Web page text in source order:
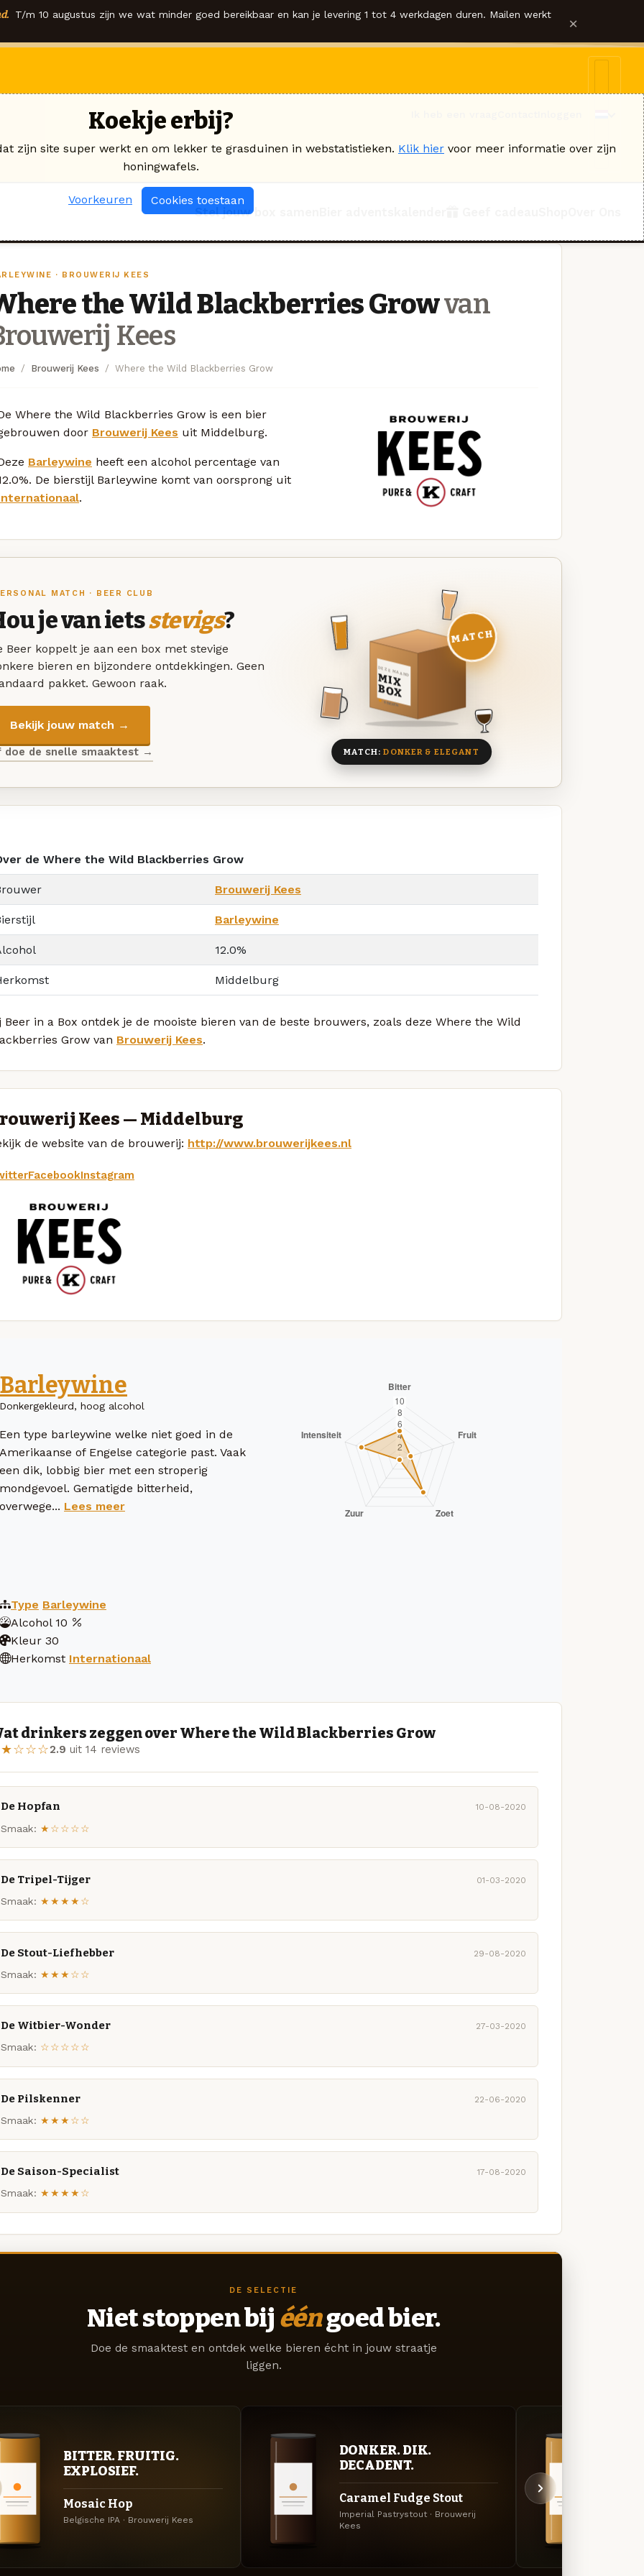
T/m 10 augustus zijn we wat minder goed bereikbaar en kan je levering 1 tot 4 werkdagen duren. Mailen werkt ×
Stel jouw box samen
· BROUWERIJ KEES
the Wild Blackberries Growvan
Kees
Brouwerij Kees Where the Wild Blackberries Grow
Where the Wild Blackberries Grow is een bier
door Brouwerij Kees uit Middelburg.
Barleywine heeft een alcohol percentage van
De bierstijl Barleywine komt van oorsprong uit
.
MATCH · BEER CLUB
je van ietsstevigs?
Beer koppelt je aan een box met stevige
bieren en bijzondere ontdekkingen. Geen
pakket. Gewoon raak.
Bekijk jouw match →
doe de snelle smaaktest →
DEZE MAAND
MIX
BOX
8 BIEREN
MATCH
MATCH:DONKER & ELEGANT
de Where the Wild Blackberries Grow
Brouwerij Kees
Barleywine
12.0%
Middelburg
Beer in a Box ontdek je de mooiste bieren van de beste brouwers, zoals deze Where the Wild
Grow van Brouwerij Kees.
Kees — Middelburg
de website van de brouwerij: http://www.brouwerijkees.nl
FacebookInstagram
Barleywine
Donkergekleurd, hoog alcohol
Een type barleywine welke niet goed in de
Amerikaanse of Engelse categorie past. Vaak
een dik, lobbig bier met een stroperig
mondgevoel. Gematigde bitterheid,
overwege... Lees meer
Type Barleywine
Alcohol 10
Kleur 30
Herkomst Internationaal
drinkers zeggen over Where the Wild Blackberries Grow
2.9 uit 14 reviews
De Hopfan 10-08-2020
Smaak: ★☆☆☆☆
De Tripel-Tijger 01-03-2020
Smaak: ★★★★☆
De Stout-Liefhebber 29-08-2020
Smaak: ★★★☆☆
De Witbier-Wonder 27-03-2020
Smaak: ☆☆☆☆☆
De Pilskenner 22-06-2020
Smaak: ★★★☆☆
De Saison-Specialist 17-08-2020
Smaak: ★★★★☆
DE SELECTIE
Niet stoppen bij ééngoed bier.
Doe de smaaktest en ontdek welke bieren écht in jouw straatje
liggen.
BITTER. FRUITIG.
EXPLOSIEF.
Mosaic Hop
Belgische IPA · Brouwerij Kees
DONKER. DIK.
DECADENT.
Caramel Fudge Stout
Imperial Pastrystout · Brouwerij
Kees
Koekje erbij?
zijn site super werkt en om lekker te grasduinen in webstatistieken. Klik hier voor meer informatie over zijn
honingwafels.
Voorkeuren Cookies toestaan